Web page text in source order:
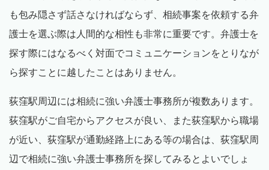
も包み隠さず話さなければならず、相続事案を依頼する弁
護士を選ぶ際は人間的な相性も非常に重要です。弁護士を
探す際にはなるべく対面でコミュニケーションをとりなが
ら探すことに越したことはありません。
荻窪駅周辺には相続に強い弁護士事務所が複数あります。
荻窪駅がご自宅からアクセスが良い、また荻窪駅から職場
が近い、荻窪駅が通勤経路上にある等の場合は、荻窪駅周
辺で相続に強い弁護士事務所を探してみるとよいでしょ